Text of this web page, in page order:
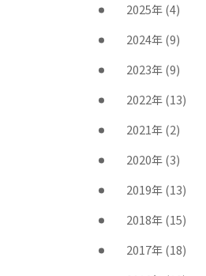
2025年(4)
2024年(9)
2023年(9)
2022年(13)
2021年(2)
2020年(3)
2019年(13)
2018年(15)
2017年(18)